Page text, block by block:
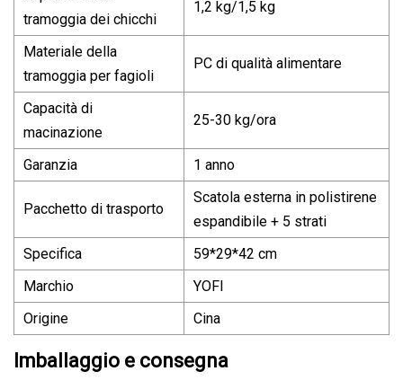
tramoggia dei chicchi
1,2 kg/1,5 kg
Materiale della
tramoggia per fagioli
PC di qualità alimentare
Capacità di
macinazione
25-30 kg/ora
Garanzia 1 anno
Pacchetto di trasporto
Scatola esterna in polistirene
espandibile + 5 strati
Specifica
59*29*42 cm
Marchio
YOFI
Origine
Cina
Imballaggio e consegna